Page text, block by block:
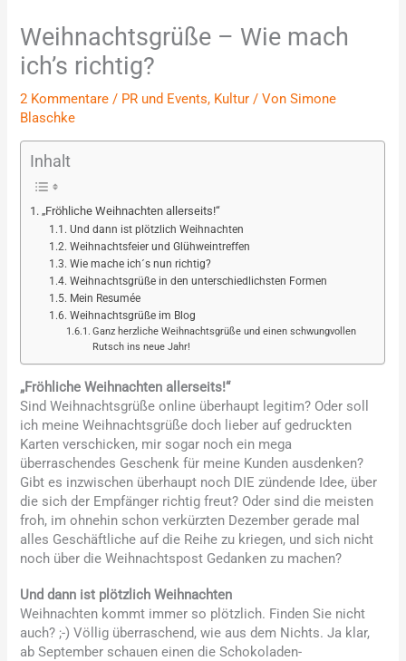
Weihnachtsgrüße – Wie mach
ich’s richtig?
2 Kommentare / PR und Events, Kultur / VonSimone
Blaschke
Inhalt
„Fröhliche Weihnachten allerseits!“
Und dann ist plötzlich Weihnachten
Weihnachtsfeier und Glühweintreffen
Wie mache ich´s nun richtig?
Weihnachtsgrüße in den unterschiedlichsten Formen
Mein Resumée
Weihnachtsgrüße im Blog
Ganz herzliche Weihnachtsgrüße und einen schwungvollen
Rutsch ins neue Jahr!
„Fröhliche Weihnachten allerseits!“
Sind Weihnachtsgrüße online überhaupt legitim? Oder soll
ich meine Weihnachtsgrüße doch lieber auf gedruckten
Karten verschicken, mir sogar noch ein mega
überraschendes Geschenk für meine Kunden ausdenken?
Gibt es inzwischen überhaupt noch DIE zündende Idee, über
die sich der Empfänger richtig freut? Oder sind die meisten
froh, im ohnehin schon verkürzten Dezember gerade mal
alles Geschäftliche auf die Reihe zu kriegen, und sich nicht
noch über die Weihnachtspost Gedanken zu machen?
Und dann ist plötzlich Weihnachten
Weihnachten kommt immer so plötzlich. Finden Sie nicht
auch? ;-) Völlig überraschend, wie aus dem Nichts. Ja klar,
ab September schauen einen die Schokoladen-